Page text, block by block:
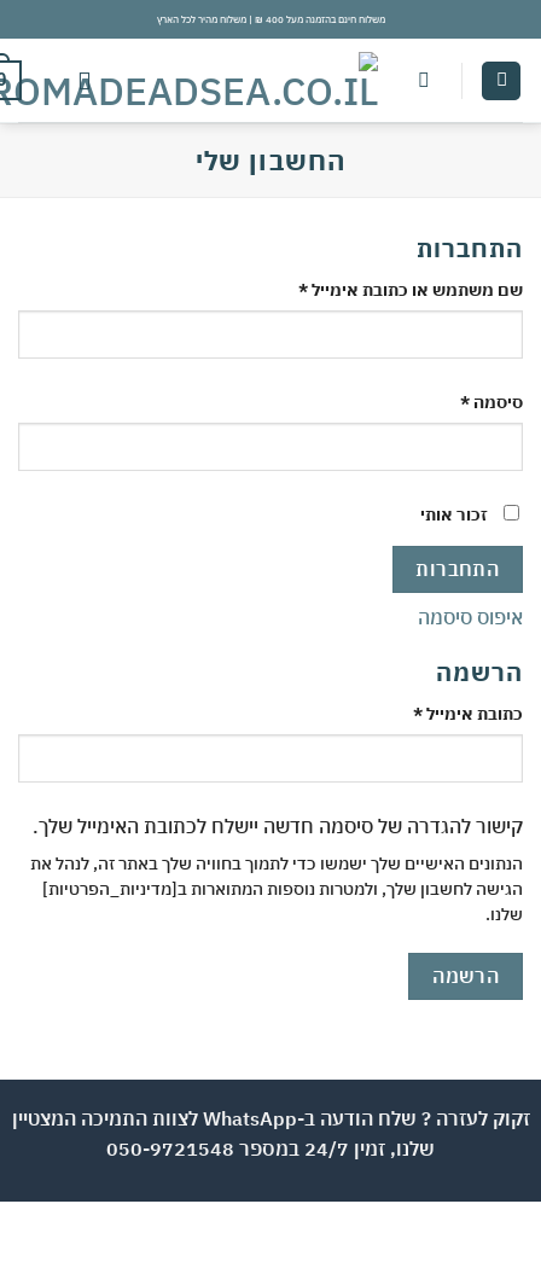
משלוח חינם בהזמנה מעל 400 ₪ | משלוח מהיר לכל הארץ
0
החשבון שלי
משתמש או כתובת אימייל*חובה
*חובה
זכור אותי
התחברות
סיסמה
אימייל*חובה
להגדרה של סיסמה חדשה יישלח לכתובת האימייל שלך.
האישיים שלך ישמשו כדי לתמוך בחוויה שלך באתר זה, לנהל את
לחשבון שלך, ולמטרות נוספות המתוארות ב[מדיניות_הפרטיות]
הרשמה
זקוק לעזרה ? שלח הודעה ב-WhatsApp לצוות התמיכה המצטיין
שלנו, זמין 24/7 במספר 050-9721548